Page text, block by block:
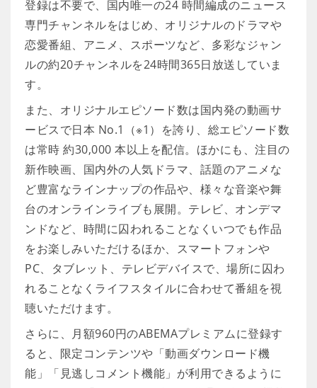
登録は不要で、国内唯一の24 時間編成のニュース
専門チャンネルをはじめ、オリジナルのドラマや
恋愛番組、アニメ、スポーツなど、多彩なジャン
ルの約20チャンネルを24時間365日放送していま
す。
また、オリジナルエピソード数は国内発の動画サ
ービスで日本 No.1（※1）を誇り、総エピソード数
は常時 約30,000 本以上を配信。ほかにも、注目の
新作映画、国内外の人気ドラマ、話題のアニメな
ど豊富なラインナップの作品や、様々な音楽や舞
台のオンラインライブも展開。テレビ、オンデマ
ンドなど、時間に囚われることなくいつでも作品
をお楽しみいただけるほか、スマートフォンや
PC、タブレット、テレビデバイスで、場所に囚わ
れることなくライフスタイルに合わせて番組を視
聴いただけます。
さらに、月額960円のABEMAプレミアムに登録す
ると、限定コンテンツや「動画ダウンロード機
能」「見逃しコメント機能」が利用できるように